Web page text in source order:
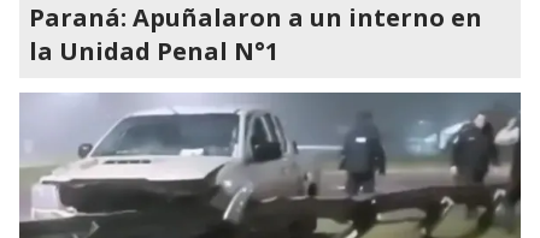
Paraná: Apuñalaron a un interno en
la Unidad Penal N°1